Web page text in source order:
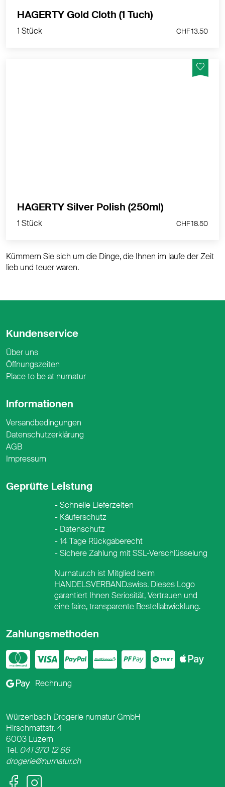
1 Stück
HAGERTY Gold Cloth (1 Tuch)
1 Stück CHF 13.50
1 Stück
HAGERTY Silver Polish (250ml)
1 Stück CHF 18.50
Kümmern Sie sich um die Dinge, die Ihnen im laufe der Zeit
lieb und teuer waren.
Kundenservice
Über uns
Öffnungszeiten
Place to be at nurnatur
Informationen
Versandbedingungen
Datenschutzerklärung
AGB
Impressum
Geprüfte Leistung
Schnelle Lieferzeiten
Käuferschutz
Datenschutz
14 Tage Rückgaberecht
Sichere Zahlung mit SSL-Verschlüsselung
Zahlungsmethoden
Mastercard
VisaPayPal
PostFinance
Twint
Google Pay
Rechnung
Nurnatur.ch ist Mitglied beim
HANDELSVERBAND.swiss. Dieses Logo
garantiert Ihnen Seriosität, Vertrauen und
eine faire, transparente Bestellabwicklung.
Facebook
Instagram
Würzenbach Drogerie nurnatur GmbH
Hirschmattstr. 4
6003 Luzern
Tel. 041 370 12 66
drogerie@nurnatur.ch